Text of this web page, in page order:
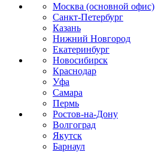
Москва (основной офис)
Санкт-Петербург
Казань
Нижний Новгород
Екатеринбург
Новосибирск
Краснодар
Уфа
Самара
Пермь
Ростов-на-Дону
Волгоград
Якутск
Барнаул